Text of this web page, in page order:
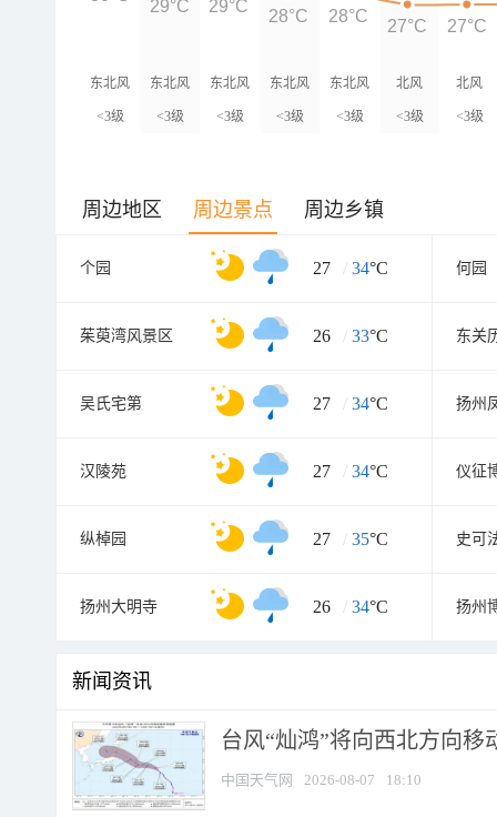
东北风
<3级
东北风
<3级
东北风
<3级
东北风
<3级
东北风
<3级
北风
<3级
北风
<3级
29°C 29°C
28°C 28°C
27°C 27°C
周边地区 周边景点 周边乡镇
个园 27 / 34°C 何园
茱萸湾风景区 26 / 33°C
吴氏宅第 27 / 34°C
汉陵苑 27 / 34°C 仪征
纵棹园 27 / 35°C 史可
扬州大明寺 26 / 34°C 扬州
新闻资讯
台风“灿鸿”将向西北方向移
中国天气网 2026-08-07 18:10